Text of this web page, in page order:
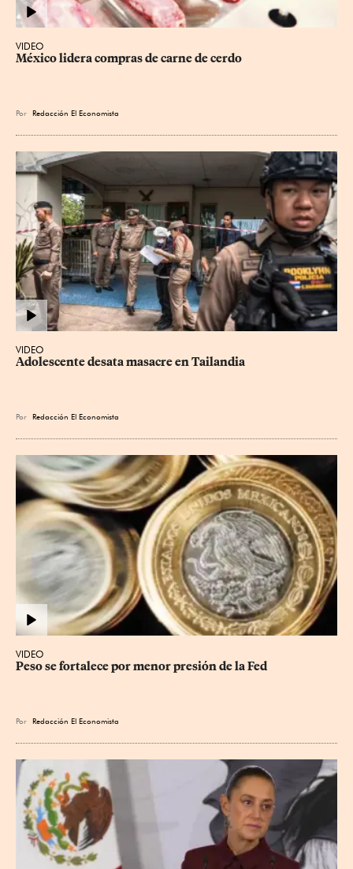
VIDEO
México lidera compras de carne de cerdo
Por Redacción El Economista
VIDEO
Adolescente desata masacre en Tailandia
Por Redacción El Economista
VIDEO
Peso se fortalece por menor presión de la Fed
Por Redacción El Economista